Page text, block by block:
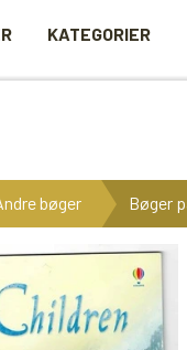
KATEGORIER
BILLED- /
LUDO
SPILLEKORT
FIRKORT
bøger Bøger